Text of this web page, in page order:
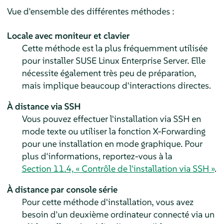
Vue d'ensemble des différentes méthodes :
Locale avec moniteur et clavier
Cette méthode est la plus fréquemment utilisée
pour installer SUSE Linux Enterprise Server. Elle
nécessite également très peu de préparation,
mais implique beaucoup d'interactions directes.
À distance via SSH
Vous pouvez effectuer l'installation via SSH en
mode texte ou utiliser la fonction X-Forwarding
pour une installation en mode graphique. Pour
plus d'informations, reportez-vous à la
Section 11.4, « Contrôle de l'installation via SSH ».
À distance par console série
Pour cette méthode d'installation, vous avez
besoin d'un deuxième ordinateur connecté via un